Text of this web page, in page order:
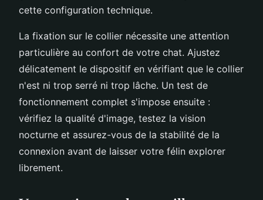
cette configuration technique.
La fixation sur le collier nécessite une attention
particulière au confort de votre chat. Ajustez
délicatement le dispositif en vérifiant que le collier
n'est ni trop serré ni trop lâche. Un test de
fonctionnement complet s'impose ensuite :
vérifiez la qualité d'image, testez la vision
nocturne et assurez-vous de la stabilité de la
connexion avant de laisser votre félin explorer
librement.